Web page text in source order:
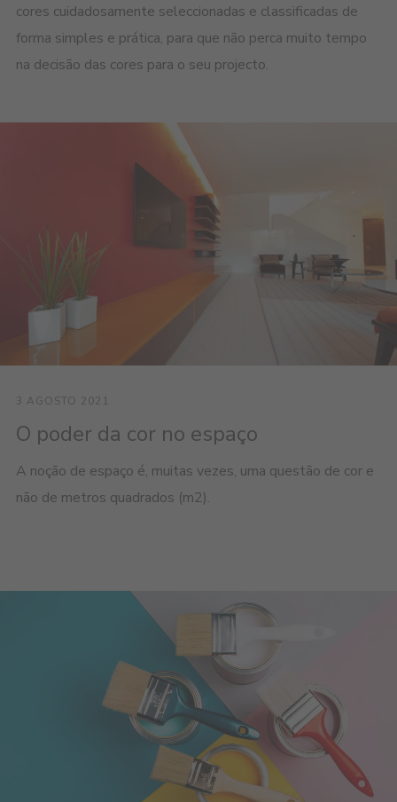
cores cuidadosamente seleccionadas e classificadas de
forma simples e prática, para que não perca muito tempo
na decisão das cores para o seu projecto.
3 AGOSTO 2021
O poder da cor no espaço
A noção de espaço é, muitas vezes, uma questão de cor e
não de metros quadrados (m2).